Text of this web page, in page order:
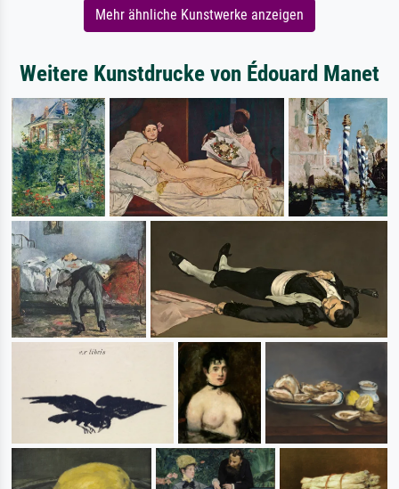
Mehr ähnliche Kunstwerke anzeigen
Weitere Kunstdrucke von Édouard Manet